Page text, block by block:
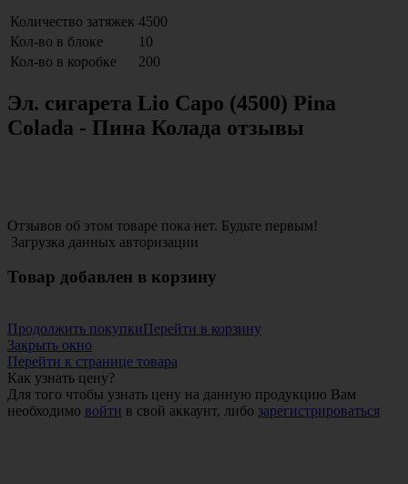
Количество затяжек 4500
Кол-во в блоке
10
Кол-во в коробке
200
Эл. сигарета Lio Capo (4500) Pina
Colada - Пина Колада отзывы
Отзывов об этом товаре пока нет. Будьте первым!
Загрузка данных авторизации
Товар добавлен в корзину
Продолжить покупкиПерейти в корзину
Закрыть окно
Перейти к странице товара
Как узнать цену?
Для того чтобы узнать цену на данную продукцию Вам
необходимо войти в свой аккаунт, либо зарегистрироваться